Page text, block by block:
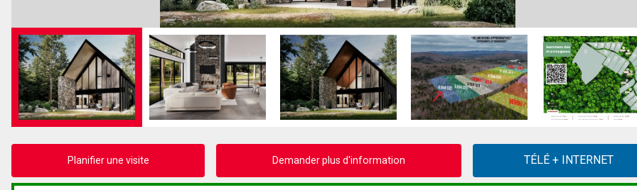
Planifier une visite Demander plus d'information